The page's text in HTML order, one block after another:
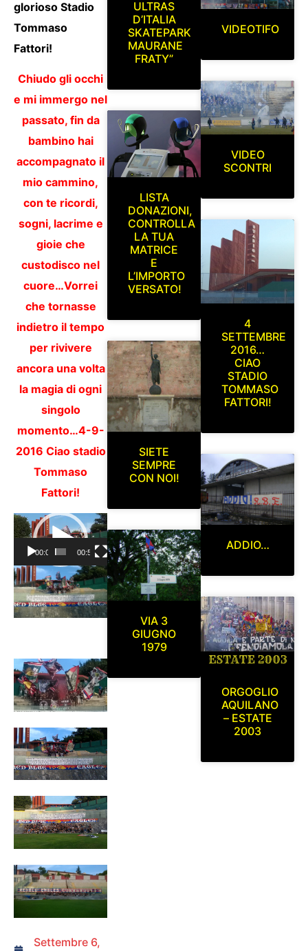
glorioso Stadio
Tommaso
Fattori!
Chiudo gli occhi
e mi immergo nel
passato, fin da
bambino hai
accompagnato il
mio cammino,
con te ricordi,
sogni, lacrime e
gioie che
custodisco nel
cuore…Vorrei
che tornasse
indietro il tempo
per rivivere
ancora una volta
la magia di ogni
singolo
momento…4-9-
2016 Ciao stadio
Tommaso
Fattori!
Video
Player
00:00 00:55
Settembre 6,
ULTRAS
D’ITALIA
SKATEPARK
MAURANE
FRATY”
LISTA
DONAZIONI,
CONTROLLA
LA TUA
MATRICE
E
L’IMPORTO
VERSATO!
SIETE
SEMPRE
CON NOI!
VIA 3
GIUGNO
1979
VIDEOTIFO
VIDEO
SCONTRI
4
SETTEMBRE
2016…
CIAO
STADIO
TOMMASO
FATTORI!
ADDIO…
ORGOGLIO
AQUILANO
– ESTATE
2003